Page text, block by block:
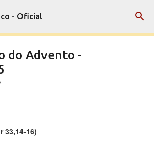
para o conteúdo principal
- Oficial
do Advento -
33,14-16)